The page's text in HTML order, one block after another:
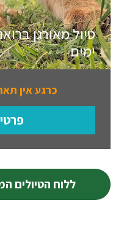
ימים
כרגע אין
ללוח הטיולים